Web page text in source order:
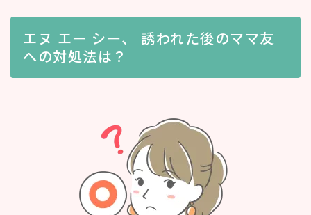
エヌ エー シー、 誘われた後のママ友
への対処法は？